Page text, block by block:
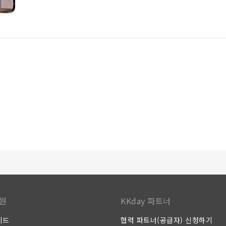
드
KKday 파트너
협력 파트너(공급자) 신청하기